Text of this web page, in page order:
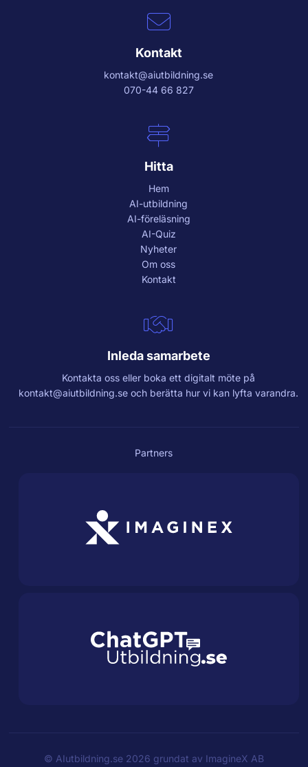
Kontakt
kontakt@aiutbildning.se
070-44 66 827
Hitta
Hem
AI-utbildning
AI-föreläsning
AI-Quiz
Nyheter
Om oss
Kontakt
Inleda samarbete
Kontakta oss eller boka ett digitalt möte på
kontakt@aiutbildning.se och berätta hur vi kan lyfta varandra.
Partners
© AIutbildning.se2026 grundat av ImagineX AB